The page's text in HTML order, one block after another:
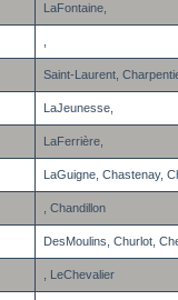
LaFontaine,
Saint-Laurent,
LaJeunesse,
LaFerrière,
LaGuigne, Chastenay,
, Chandillon
DesMoulins, Churlot,
, LeChevalier